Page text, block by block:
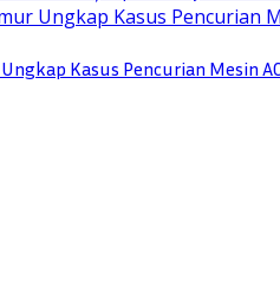
Kasus Pencurian Mesin